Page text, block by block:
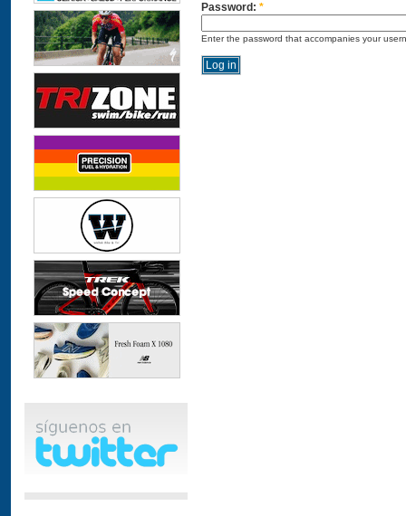
Password: *
Enter the password that accompanies your